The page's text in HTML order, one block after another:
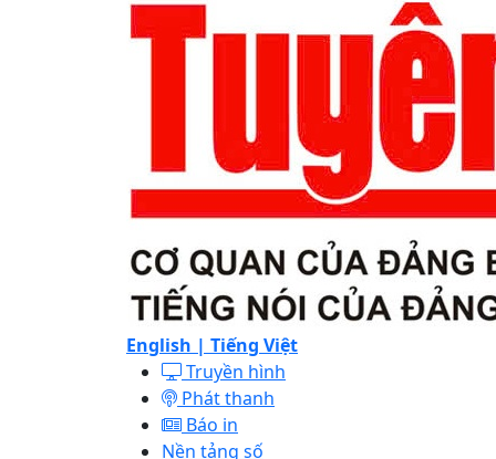
English | Tiếng Việt
Truyền hình
Phát thanh
Báo in
Nền tảng số